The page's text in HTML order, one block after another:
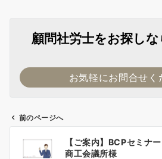
顧問社労士をお探し
お気軽にお問合せく
前のページへ
【ご案内】BCPセミナ
商工会議所様